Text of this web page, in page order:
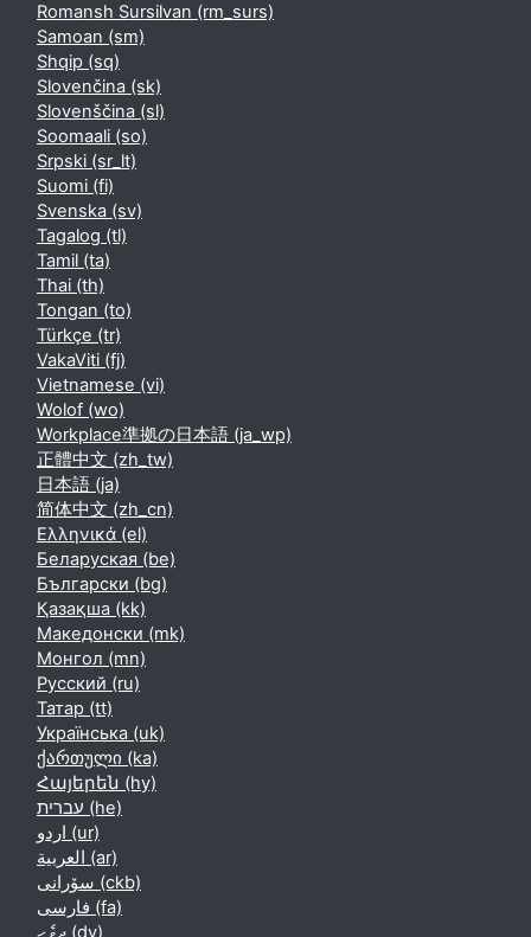
Romansh Sursilvan ‎(rm_surs)‎
Samoan ‎(sm)‎
Shqip ‎(sq)‎
Slovenčina ‎(sk)‎
Slovenščina ‎(sl)‎
Soomaali ‎(so)‎
Srpski ‎(sr_lt)‎
Suomi ‎(fi)‎
Svenska ‎(sv)‎
Tagalog ‎(tl)‎
Tamil ‎(ta)‎
Thai ‎(th)‎
Tongan ‎(to)‎
Türkçe ‎(tr)‎
VakaViti ‎(fj)‎
Vietnamese ‎(vi)‎
Wolof ‎(wo)‎
Workplace準拠の日本語 ‎(ja_wp)‎
正體中文 ‎(zh_tw)‎
日本語 ‎(ja)‎
简体中文 ‎(zh_cn)‎
Ελληνικά ‎(el)‎
Беларуская ‎(be)‎
Български ‎(bg)‎
Қазақша ‎(kk)‎
Македонски ‎(mk)‎
Монгол ‎(mn)‎
Русский ‎(ru)‎
Татар ‎(tt)‎
Українська ‎(uk)‎
ქართული ‎(ka)‎
Հայերեն ‎(hy)‎
עברית ‎(he)‎
اردو ‎(ur)‎
العربية ‎(ar)‎
سۆرانی ‎(ckb)‎
فارسی ‎(fa)‎
ދިވެހި ‎(dv)‎